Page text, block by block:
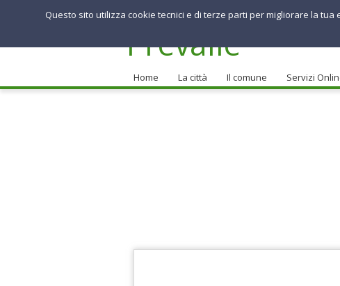
Comune di
Prevalle
Home La città Il comune Servizi
Questo sito utilizza cookie tecnici e di terze parti per migliorare la